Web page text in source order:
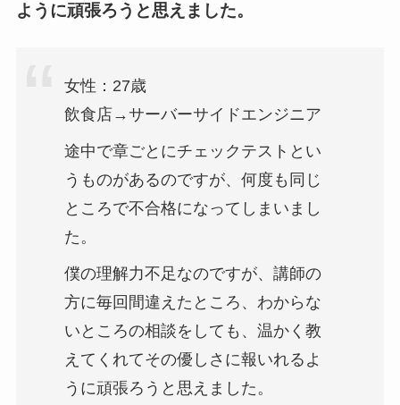
ように頑張ろうと思えました。
女性：27歳
飲食店→サーバーサイドエンジニア
途中で章ごとにチェックテストとい
うものがあるのですが、何度も同じ
ところで不合格になってしまいまし
た。
僕の理解力不足なのですが、講師の
方に毎回間違えたところ、わからな
いところの相談をしても、温かく教
えてくれてその優しさに報いれるよ
うに頑張ろうと思えました。